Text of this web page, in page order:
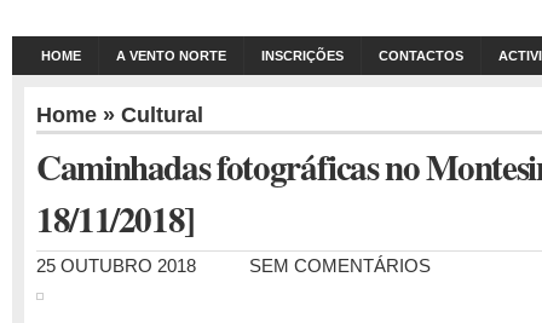
HOME A VENTO NORTE INSCRIÇÕES CONTACTOS
Home » Cultural
Caminhadas fotográficas no
18/11/2018]
25 OUTUBRO 2018 SEM COMENTÁRIOS